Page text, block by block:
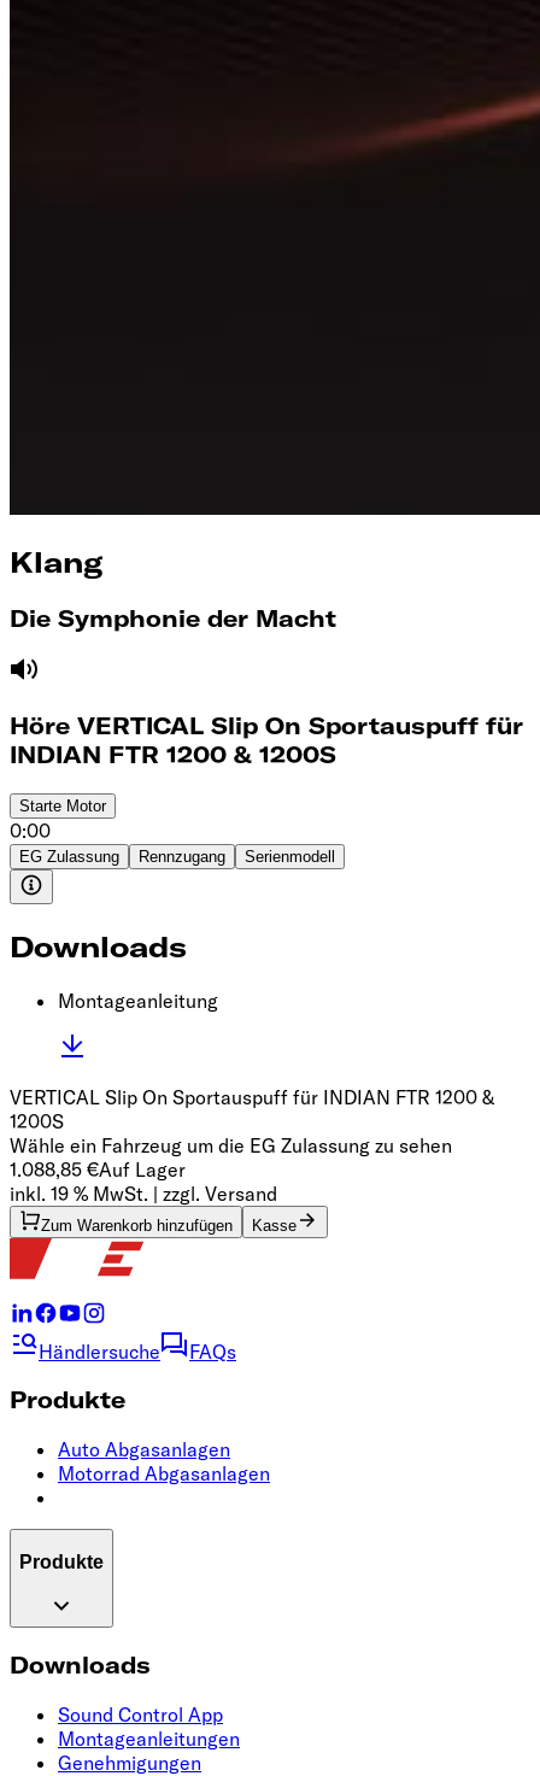
Klang
Die Symphonie der Macht
Höre VERTICAL Slip On Sportauspuff für
INDIAN FTR 1200 & 1200S
Starte Motor
0:00
EG Zulassung Rennzugang Serienmodell
Downloads
Montageanleitung
VERTICAL Slip On Sportauspuff für INDIAN FTR 1200 &
1200S
Wähle ein Fahrzeug um die EG Zulassung zu sehen
1.088,85 €Auf Lager
inkl. 19 % MwSt. | zzgl. Versand
Zum Warenkorb hinzufügen Kasse
Händlersuche FAQs
Produkte
Auto Abgasanlagen
Motorrad Abgasanlagen
Produkte
Downloads
Sound Control App
Montageanleitungen
Genehmigungen